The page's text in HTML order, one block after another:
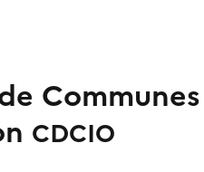
Communes
CDCIO